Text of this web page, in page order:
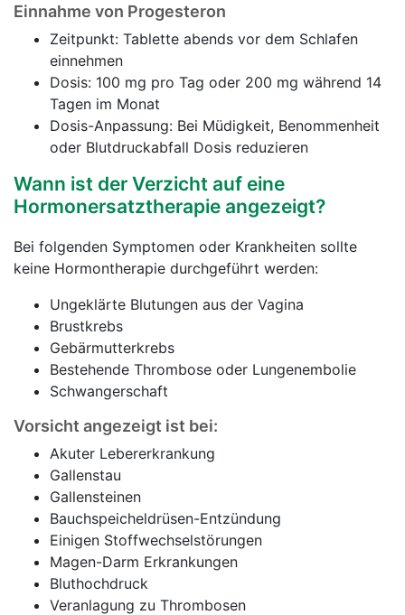
Einnahme von Progesteron
Zeitpunkt: Tablette abends vor dem Schlafen
einnehmen
Dosis: 100 mg pro Tag oder 200 mg während 14
Tagen im Monat
Dosis-Anpassung: Bei Müdigkeit, Benommenheit
oder Blutdruckabfall Dosis reduzieren
Wann ist der Verzicht auf eine
Hormonersatztherapie angezeigt?
Bei folgenden Symptomen oder Krankheiten sollte
keine Hormontherapie durchgeführt werden:
Ungeklärte Blutungen aus der Vagina
Brustkrebs
Gebärmutterkrebs
Bestehende Thrombose oder Lungenembolie
Schwangerschaft
Vorsicht angezeigt ist bei:
Akuter Lebererkrankung
Gallenstau
Gallensteinen
Bauchspeicheldrüsen-Entzündung
Einigen Stoffwechselstörungen
Magen-Darm Erkrankungen
Bluthochdruck
Veranlagung zu Thrombosen